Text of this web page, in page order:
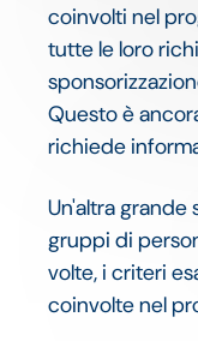
coinvolti nel
tutte le loro
Questo è
richiede
Un'altra grande
gruppi di
volte, i criteri
coinvolte nel